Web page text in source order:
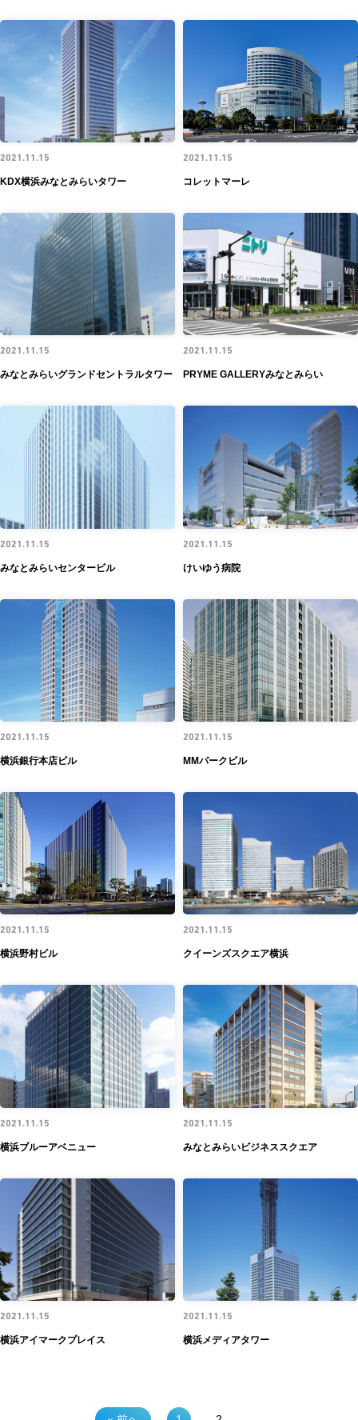
KDX横浜みなとみらいタワー
2021.11.15
コレットマーレ
2021.11.15
みなとみらいグランドセントラルタワー
2021.11.15
PRYME GALLERYみなとみらい
2021.11.15
みなとみらいセンタービル
2021.11.15
けいゆう病院
2021.11.15
横浜銀行本店ビル
2021.11.15
MMパークビル
2021.11.15
横浜野村ビル
2021.11.15
クイーンズスクエア横浜
2021.11.15
横浜ブルーアベニュー
2021.11.15
みなとみらいビジネススクエア
2021.11.15
横浜アイマークプレイス
2021.11.15
横浜メディアタワー
2021.11.15